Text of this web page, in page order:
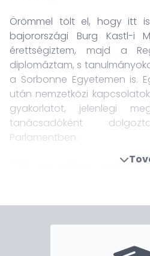
Örömmel tölt el, hogy itt
bajorországi Burg Kastl-i
érettségiztem, majd a
diplomáztam, s
a Sorbonne Egyetemen is.
után nemzetközi
gyakorlatot, jelenlegi
tanácsadóként
Parlamentben.
2015 januárjában az a
kormányom mélyen
benne a magyar-bajor